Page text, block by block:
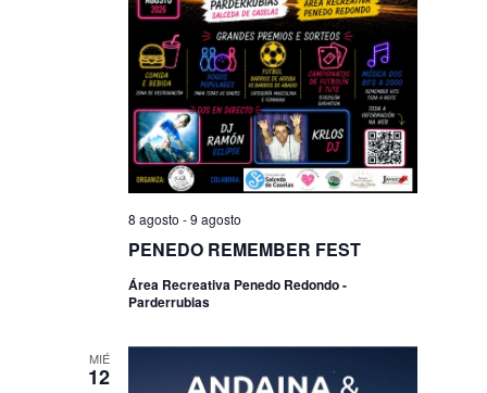
PENEDO REMEMBER FEST
8 agosto -9 agosto
Área Recreativa Penedo Redondo -
Parderrubias
MIÉ
12